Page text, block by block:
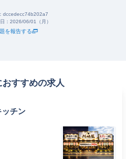
dccedecc74b202a7
： 2026/06/01（月）
を報告する
おすすめの求人
ッチン